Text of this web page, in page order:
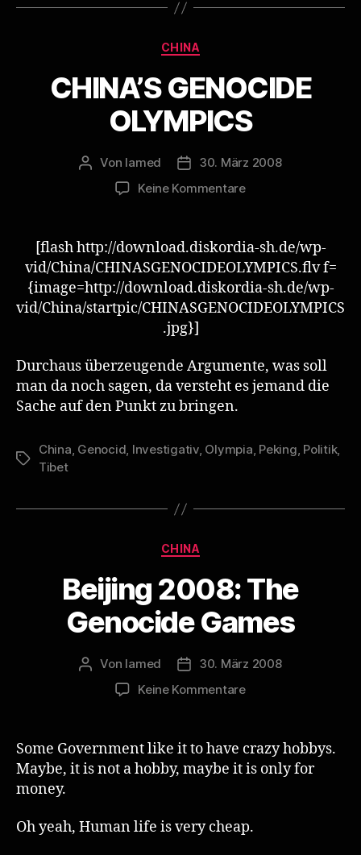
Kategorien
CHINA
CHINA’S GENOCIDE
OLYMPICS
Beitragsautor
Von lamed Veröffentlichungsdatum
30. März 2008
Keine Kommentarezu
OLYMPICS
[flash http://download.diskordia-sh.de/wp-
vid/China/CHINASGENOCIDEOLYMPICS.flv f=
{image=http://download.diskordia-sh.de/wp-
vid/China/startpic/CHINASGENOCIDEOLYMPICS
.jpg}]
Durchaus überzeugende Argumente, was soll
man da noch sagen, da versteht es jemand die
Sache auf den Punkt zu bringen.
Schlagwörter
China, Genocid, Investigativ, Olympia, Peking, Politik,
Tibet
Kategorien
CHINA
Beijing 2008: The
Genocide Games
Beitragsautor
Von lamed Veröffentlichungsdatum
30. März 2008
Keine Kommentarezu
Genocide
Games
Some Government like it to have crazy hobbys.
Maybe, it is not a hobby, maybe it is only for
money.
Oh yeah, Human life is very cheap.